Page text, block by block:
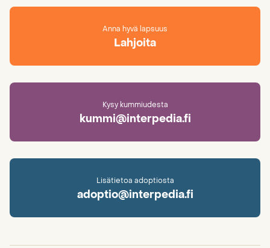
Anna hyvä lapsuus
Lahjoita
Kysy kummiudesta
kummi@interpedia.fi
Lisätietoa adoptiosta
adoptio@interpedia.fi